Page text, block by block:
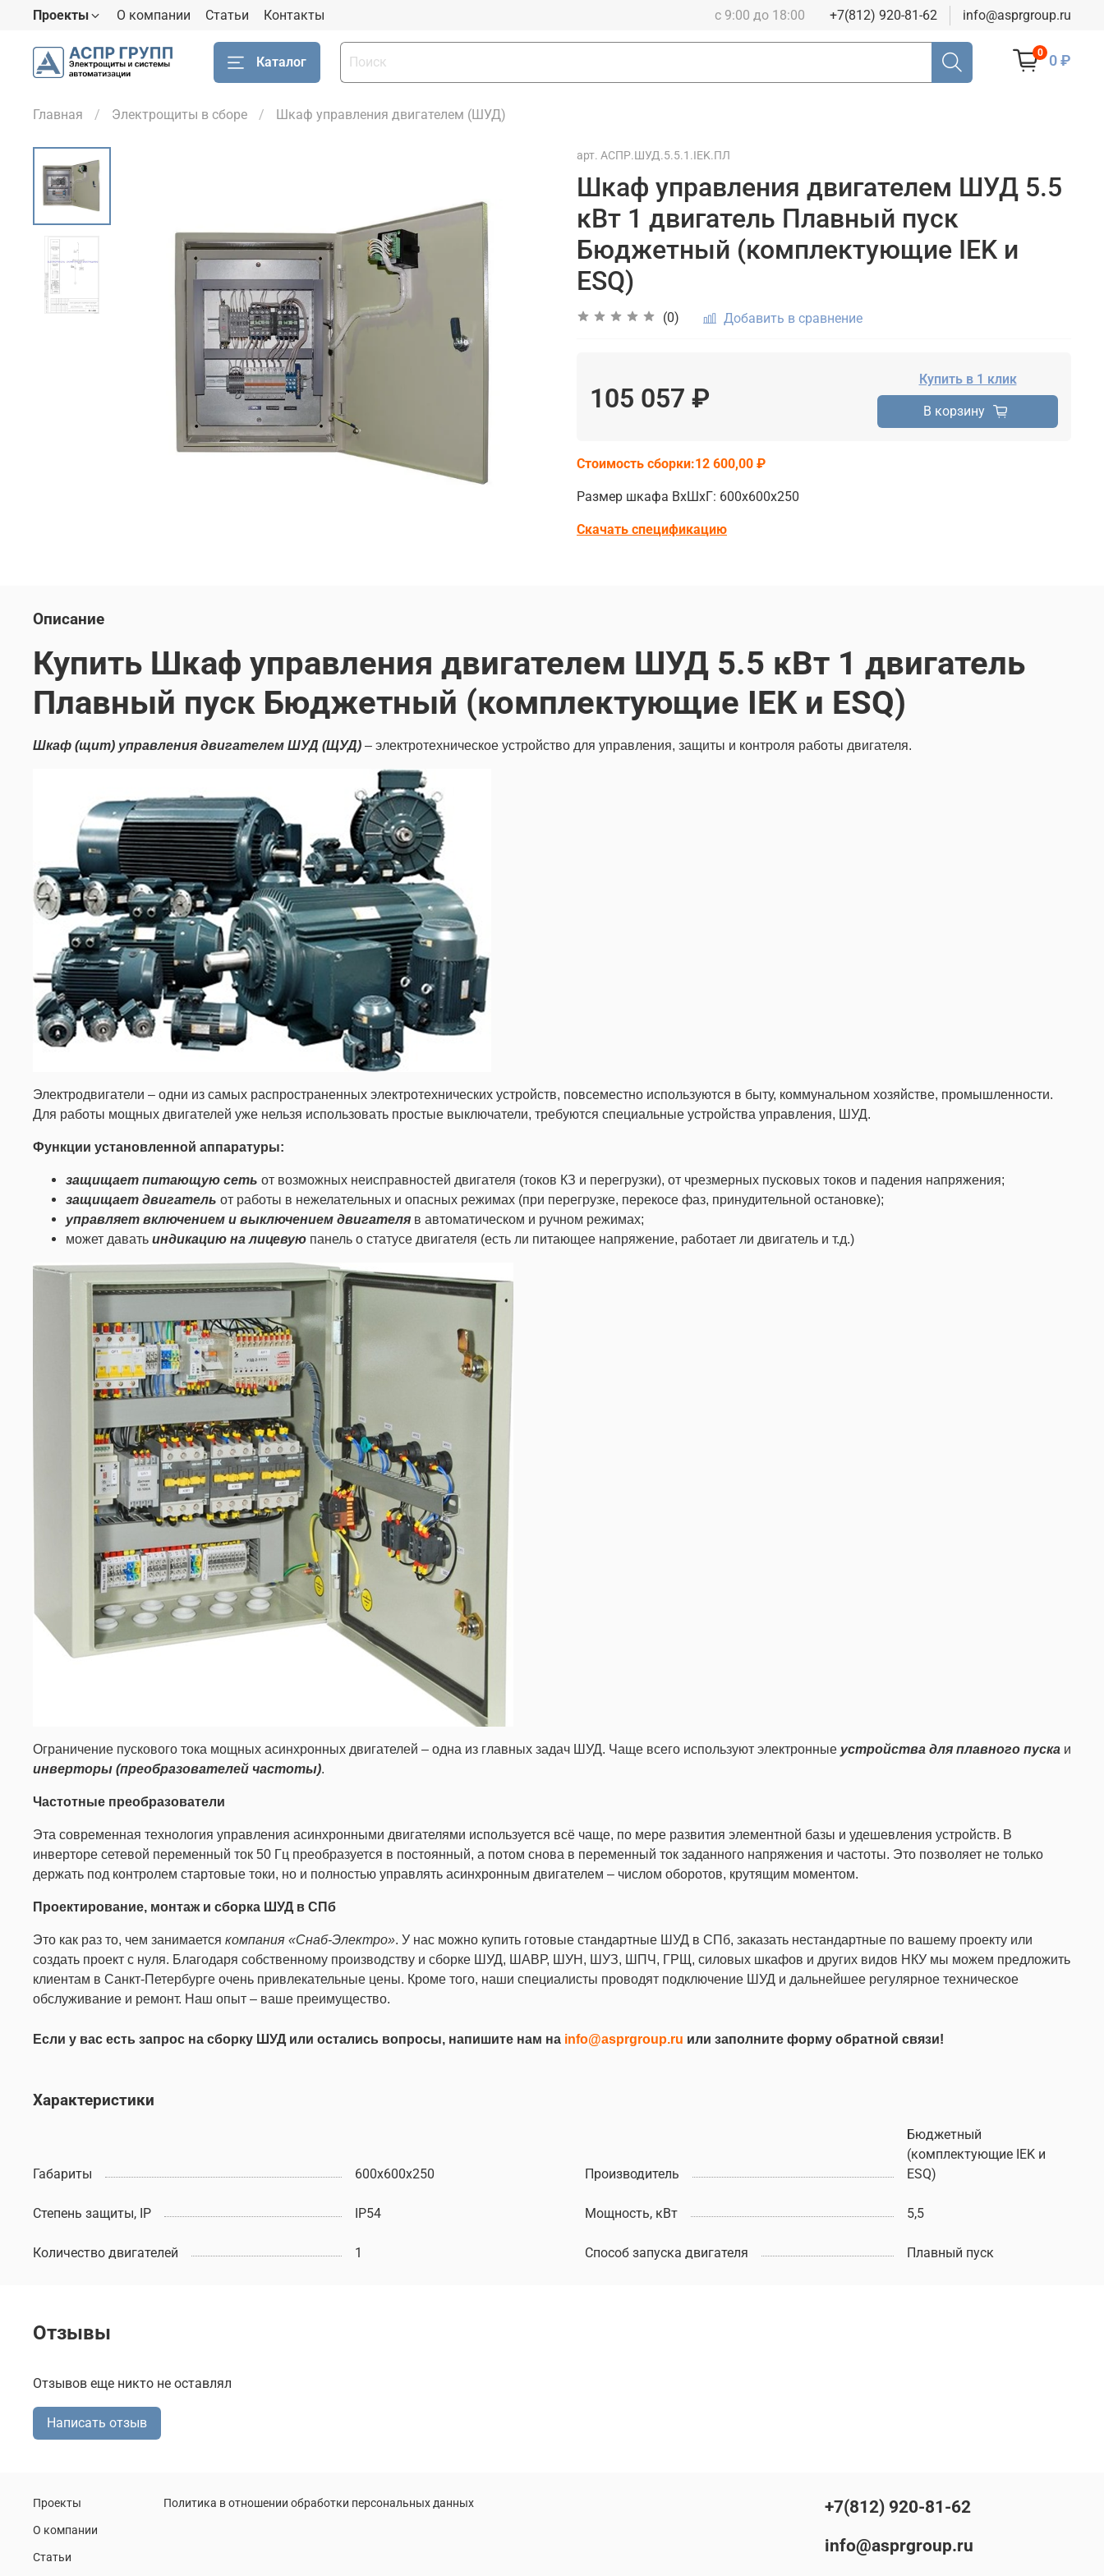
Проекты О компании Статьи Контакты с 9:00 до 18:00 +7(812) 920-81-62 info@asprgroup.ru
Каталог
0 0 ₽
Главная Электрощиты в сборе Шкаф управления двигателем (ШУД)
арт. АСПР.ШУД.5.5.1.IEK.ПЛ
Шкаф управления двигателем ШУД 5.5
кВт 1 двигатель Плавный пуск
Бюджетный (комплектующие IEK и
ESQ)
(0) Добавить в сравнение
105 057 ₽
Купить в 1 клик
В корзину
Стоимость сборки:12 600,00 ₽
Размер шкафа ВхШхГ: 600х600х250
Скачать спецификацию
Описание
Купить Шкаф управления двигателем ШУД 5.5 кВт 1 двигатель
Плавный пуск Бюджетный (комплектующие IEK и ESQ)
Шкаф (щит) управления двигателем ШУД (ЩУД) – электротехническое устройство для управления, защиты и контроля работы двигателя.
Электродвигатели – одни из самых распространенных электротехнических устройств, повсеместно используются в быту, коммунальном хозяйстве, промышленности.
Для работы мощных двигателей уже нельзя использовать простые выключатели, требуются специальные устройства управления, ШУД.
Функции установленной аппаратуры:
защищает питающую сеть от возможных неисправностей двигателя (токов КЗ и перегрузки), от чрезмерных пусковых токов и падения напряжения;
защищает двигатель от работы в нежелательных и опасных режимах (при перегрузке, перекосе фаз, принудительной остановке);
управляет включением и выключением двигателя в автоматическом и ручном режимах;
может давать индикацию на лицевую панель о статусе двигателя (есть ли питающее напряжение, работает ли двигатель и т.д.)
Ограничение пускового тока мощных асинхронных двигателей – одна из главных задач ШУД. Чаще всего используют электронные устройства для плавного пуска и
инверторы (преобразователей частоты).
Частотные преобразователи
Эта современная технология управления асинхронными двигателями используется всё чаще, по мере развития элементной базы и удешевления устройств. В
инверторе сетевой переменный ток 50 Гц преобразуется в постоянный, а потом снова в переменный ток заданного напряжения и частоты. Это позволяет не только
держать под контролем стартовые токи, но и полностью управлять асинхронным двигателем – числом оборотов, крутящим моментом.
Проектирование, монтаж и сборка ШУД в СПб
Это как раз то, чем занимается компания «Снаб-Электро». У нас можно купить готовые стандартные ШУД в СПб, заказать нестандартные по вашему проекту или
создать проект с нуля. Благодаря собственному производству и сборке ШУД, ШАВР, ШУН, ШУЗ, ШПЧ, ГРЩ, силовых шкафов и других видов НКУ мы можем предложить
клиентам в Санкт-Петербурге очень привлекательные цены. Кроме того, наши специалисты проводят подключение ШУД и дальнейшее регулярное техническое
обслуживание и ремонт. Наш опыт – ваше преимущество.
Если у вас есть запрос на сборку ШУД или остались вопросы, напишите нам на info@asprgroup.ru или заполните форму обратной связи!
Характеристики
Габариты 600х600х250 Производитель
Бюджетный
(комплектующие IEK и
ESQ)
Степень защиты, IP IP54 Мощность, кВт 5,5
Количество двигателей 1 Способ запуска двигателя Плавный пуск
Отзывы
Отзывов еще никто не оставлял
Написать отзыв
Проекты
О компании
Статьи
Политика в отношении обработки персональных данных
+7(812) 920-81-62
info@asprgroup.ru